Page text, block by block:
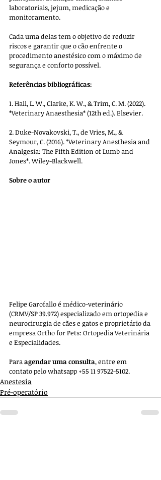
laboratoriais, jejum, medicação e
monitoramento.
Cada uma delas tem o objetivo de reduzir
riscos e garantir que o cão enfrente o
procedimento anestésico com o máximo de
segurança e conforto possível.
Referências bibliográficas:
1. Hall, L. W., Clarke, K. W., & Trim, C. M. (2022).
*Veterinary Anaesthesia* (12th ed.). Elsevier.
2. Duke-Novakovski, T., de Vries, M., &
Seymour, C. (2016). *Veterinary Anesthesia and
Analgesia: The Fifth Edition of Lumb and
Jones*. Wiley-Blackwell.
Sobre o autor
Felipe Garofallo é médico-veterinário
(CRMV/SP 39.972) especializado em ortopedia e
neurocirurgia de cães e gatos e proprietário da
empresa Ortho for Pets: Ortopedia Veterinária
e Especialidades.
Para agendar uma consulta, entre em
contato pelo whatsapp +55 11 97522-5102.
Anestesia
Pré-operatório